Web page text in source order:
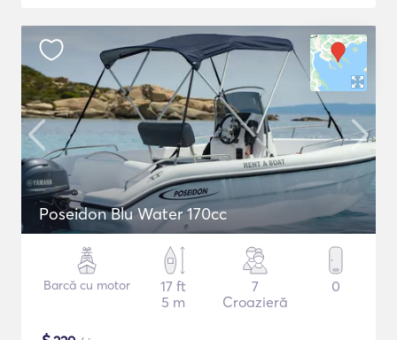
Poseidon Blu Water 170cc
Barcă cu motor
17 ft
5 m
7
Croazieră
0